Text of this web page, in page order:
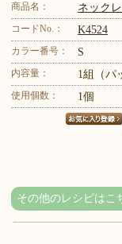
商品名： ネック
コードNo.： K4524
カラー番号：
S
内容量： 1組（パ
使用個数： 1個
その他のレシピはこ